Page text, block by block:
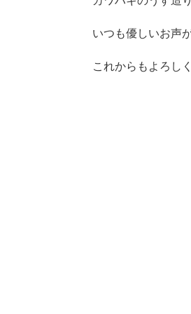
いつも優しいお声
これからもよろし